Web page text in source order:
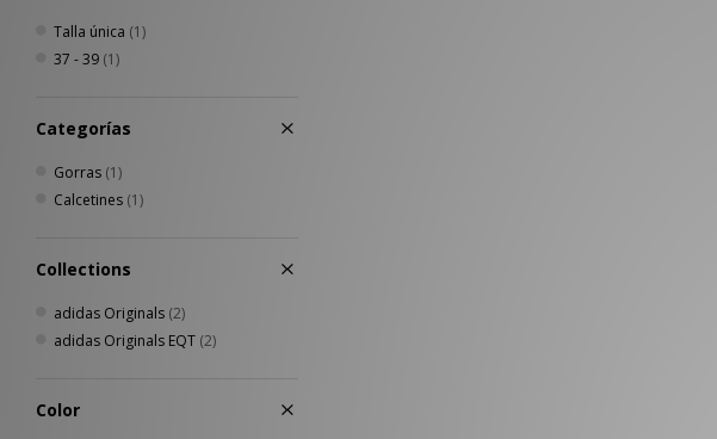
Talla única (1)
37 - 39 (1)
Categorías
Gorras (1)
Calcetines (1)
Collections
adidas Originals (2)
adidas Originals EQT (2)
Color